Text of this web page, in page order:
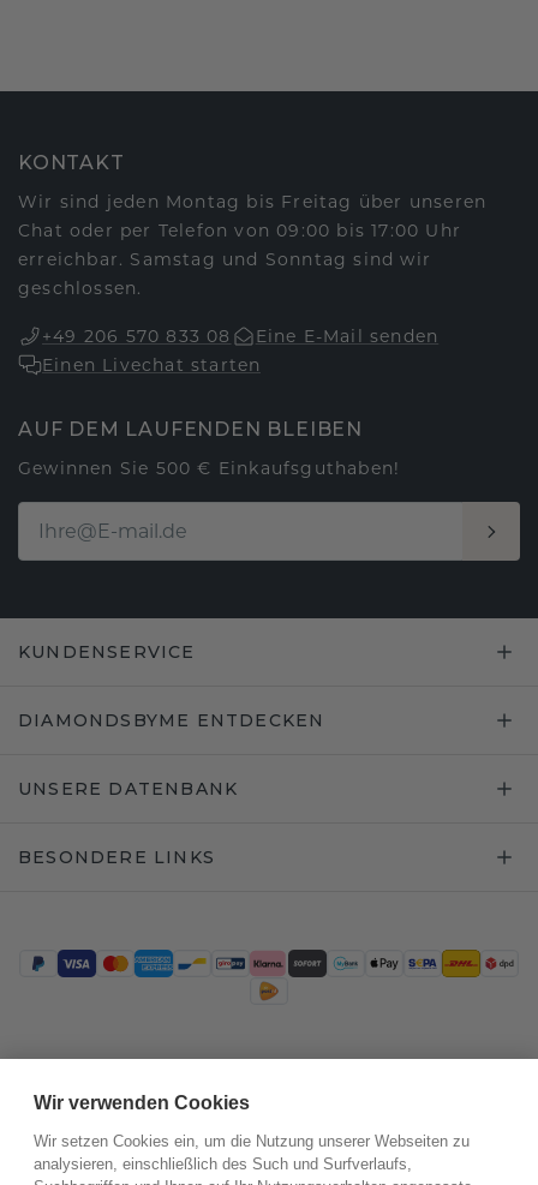
KONTAKT
Wir sind jeden Montag bis Freitag über unseren
Chat oder per Telefon von 09:00 bis 17:00 Uhr
erreichbar. Samstag und Sonntag sind wir
geschlossen.
+49 206 570 833 08
Eine E-Mail senden
Einen Livechat starten
AUF DEM LAUFENDEN BLEIBEN
Gewinnen Sie 500 € Einkaufsguthaben!
KUNDENSERVICE
DIAMONDSBYME ENTDECKEN
UNSERE DATENBANK
BESONDERE LINKS
Wir verwenden Cookies
Wir setzen Cookies ein, um die Nutzung unserer Webseiten zu
analysieren, einschließlich des Such und Surfverlaufs,